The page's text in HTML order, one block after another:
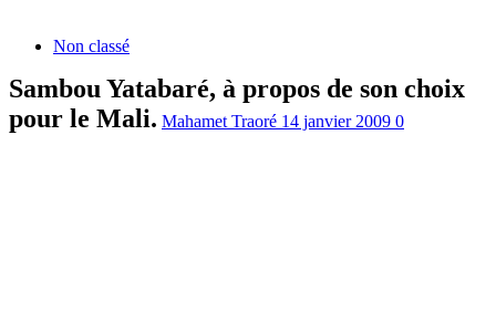
Non classé
Sambou Yatabaré, à propos de son choix
pour le Mali. Mahamet Traoré 14 janvier 2009 0